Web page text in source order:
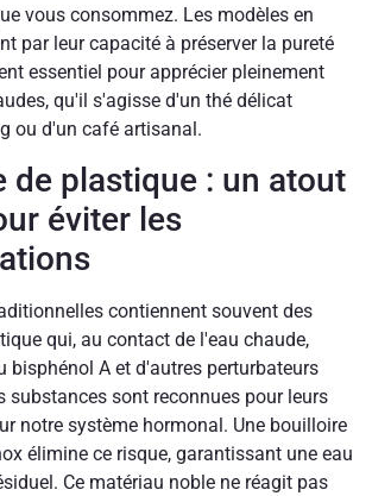
vous consommez. Les modèles en
par leur capacité à préserver la pureté
essentiel pour apprécier pleinement
qu'il s'agisse d'un thé délicat
ou d'un café artisanal.
de plastique : un atout
éviter les
contiennent souvent des
qui, au contact de l'eau chaude,
bisphénol A et d'autres perturbateurs
substances sont reconnues pour leurs
notre système hormonal. Une bouilloire
élimine ce risque, garantissant une eau
Ce matériau noble ne réagit pas